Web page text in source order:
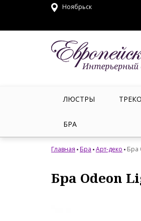
Ноябрьск
ЛЮСТРЫ
БРА
Главная Бра Арт-деко Бра
Бра Odeon